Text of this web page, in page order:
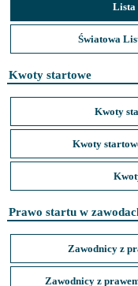
Lista
Światowa
Kwoty startowe
Kwoty
Kwoty
Prawo startu w
Zawodnicy z
Zawodnicy z